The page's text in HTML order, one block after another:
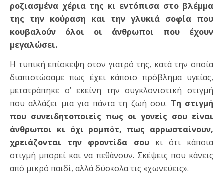
ροζιασμένα χέρια της κι εντόπισα στο βλέμμα
της την κούραση και την γλυκιά σοφία που
κουβαλoύν όλοι οι άνθρωποι που έχουν
μεγαλώσει.
Η τυπική επίσκεψη στον γιατρό της, κατά την οποία
διαπιστώσαμε πως έχει κάποιο πρόβλημα υγείας,
μετατράπηκε σ’ εκείνη την συγκλονιστική στιγμή
που αλλάζει μια για πάντα τη ζωή σου. Τη στιγμή
που συνειδητοποιείς πως οι γονείς σου είναι
άνθρωποι κι όχι ρομπότ, πως αρρωσταίνουν,
χρειάζονται την φροντίδα σουκι ότι κάποια
στιγμή μπορεί και να πεθάνουν. Σκέψεις που κάνεις
από μικρό παιδί, αλλά δύσκολα τις «χωνεύεις».